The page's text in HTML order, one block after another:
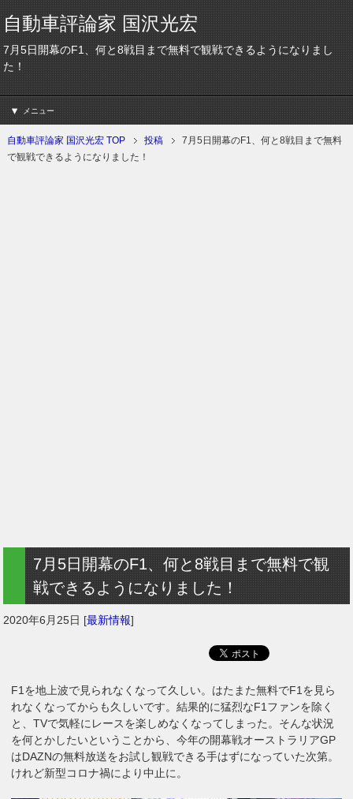
自動車評論家 国沢光宏
7月5日開幕のF1、何と8戦目まで無料で観戦できるようになりまし
た！
メニュー
自動車評論家 国沢光宏 TOP 投稿
7月5日開幕のF1、何と8戦目まで無料
で観戦できるようになりました！
7月5日開幕のF1、何と8戦目まで無料で観
戦できるようになりました！
2020年6月25日 [最新情報]
F1を地上波で見られなくなって久しい。はたまた無料でF1を見ら
れなくなってからも久しいです。結果的に猛烈なF1ファンを除く
と、TVで気軽にレースを楽しめなくなってしまった。そんな状況
を何とかしたいということから、今年の開幕戦オーストラリアGP
はDAZNの無料放送をお試し観戦できる手はずになっていた次第。
けれど新型コロナ禍により中止に。